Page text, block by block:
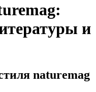
и
naturemag